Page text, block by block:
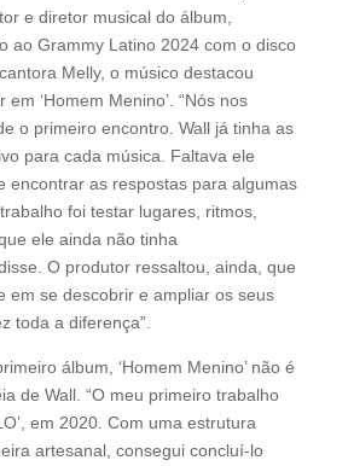
e diretor musical do álbum,
ao Grammy Latino 2024 com o disco
Melly, o músico destacou
‘Homem Menino’. “Nós nos
o primeiro encontro. Wall já tinha as
para cada música. Faltava ele
encontrar as respostas para algumas
foi testar lugares, ritmos,
ele ainda não tinha
O produtor ressaltou, ainda, que
em se descobrir e ampliar os seus
toda a diferença”.
álbum, ‘Homem Menino’ não é
de Wall. “O meu primeiro trabalho
em 2020. Com uma estrutura
artesanal, consegui concluí-lo